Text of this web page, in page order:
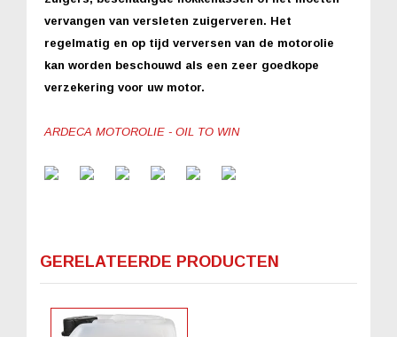
vervangen van versleten zuigerveren. Het
regelmatig en op tijd verversen van de motorolie
kan worden beschouwd als een zeer goedkope
verzekering voor uw motor.
ARDECA MOTOROLIE - OIL TO WIN
GERELATEERDE PRODUCTEN